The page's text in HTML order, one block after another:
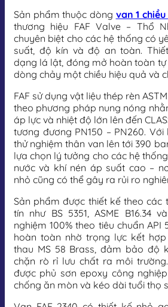
Sản phẩm thuộc dòng van 1
thương hiệu FAF Valve – Thổ
chuyên biệt cho các hệ thống có
suất, độ kín và độ an toàn.
dạng lá lật, đóng mở hoàn toàn
dòng chảy một chiều hiệu quả và
FAF sử dụng vật liệu thép rèn
theo phương pháp nung nóng
áp lực và nhiệt độ lớn lên đến
tương đương PN150 – PN260.
thử nghiệm thân van lên tới 390
lựa chọn lý tưởng cho các hệ
nước và khí nén áp suất cao –
nhỏ cũng có thể gây ra rủi ro
Sản phẩm được thiết kế theo các
tín như BS 5351, ASME B16.34
nghiệm 100% theo tiêu chuẩn
hoàn toàn nhờ trọng lực kết
thau MS 58 Brass, đảm bảo độ
chặn rò rỉ lưu chất ra môi
được phủ sơn epoxy công
chống ăn mòn và kéo dài tuổi thọ